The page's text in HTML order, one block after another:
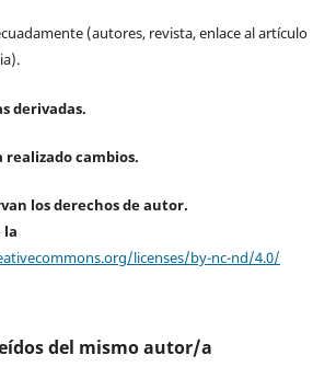
(autores, revista, enlace al artículo
derivadas.
realizado cambios.
los derechos de autor.
la
licenses/by-nc-nd/4.0/
del mismo autor/a